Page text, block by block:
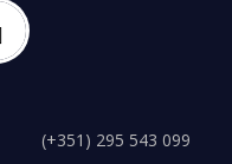
(+351) 295 543 099